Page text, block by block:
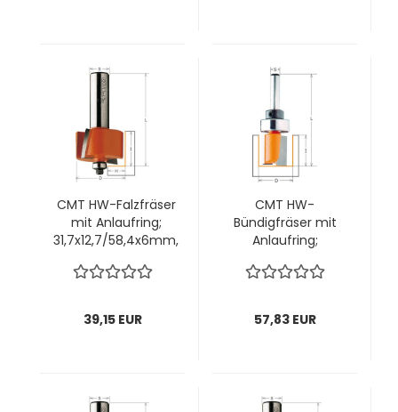
CMT HW-Falzfräser
mit Anlaufring;
31,7x12,7/58,4x6mm,
9,5mm; 1 VPE = 1
39,15 EUR
CMT HW-
Bündigfräser mit
Anlaufring;
rechts; 1 VPE = 1
57,83 EUR